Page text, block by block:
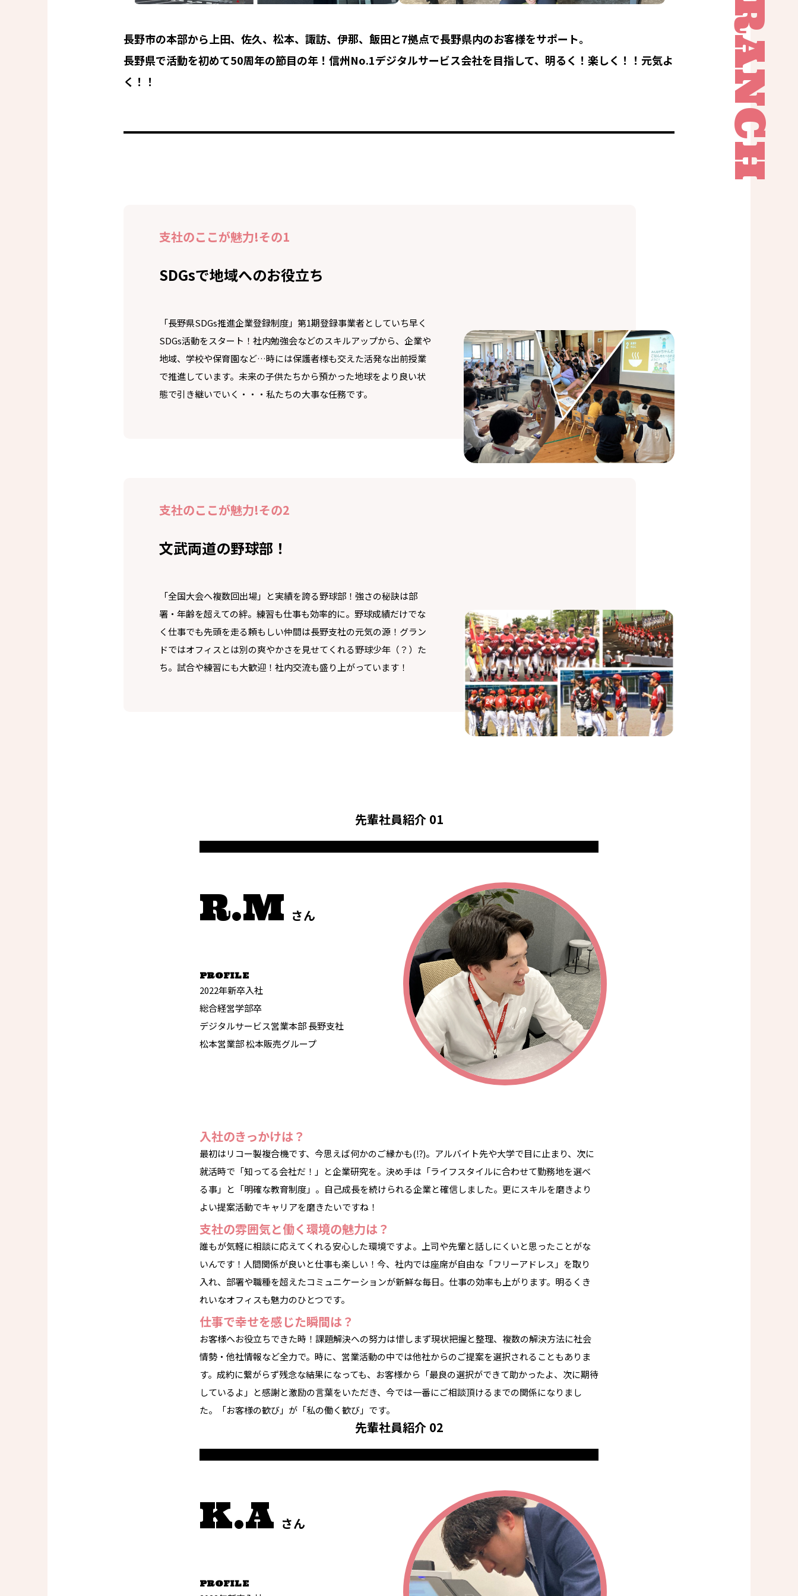
長野市の本部から上田、佐久、松本、諏訪、伊那、飯田と7拠点で長野県内のお客様をサポート。
長野県で活動を初めて50周年の節目の年！信州No.1デジタルサービス会社を目指して、明るく！楽しく！！元気よ
く！！
支社のここが魅力!その1
SDGsで地域へのお役立ち
「長野県SDGs推進企業登録制度」第1期登録事業者としていち早く
SDGs活動をスタート！社内勉強会などのスキルアップから、企業や
地域、学校や保育園など…時には保護者様も交えた活発な出前授業
で推進しています。未来の子供たちから預かった地球をより良い状
態で引き継いでいく・・・私たちの大事な任務です。
支社のここが魅力!その2
文武両道の野球部！
「全国大会へ複数回出場」と実績を誇る野球部！強さの秘訣は部
署・年齢を超えての絆。練習も仕事も効率的に。野球成績だけでな
く仕事でも先頭を走る頼もしい仲間は長野支社の元気の源！グラン
ドではオフィスとは別の爽やかさを見せてくれる野球少年（？）た
ち。試合や練習にも大歓迎！社内交流も盛り上がっています！
先輩社員紹介 01
R.Mさん
PROFILE
2022年新卒入社
総合経営学部卒
デジタルサービス営業本部 長野支社
松本営業部 松本販売グループ
入社のきっかけは？
最初はリコー製複合機です、今思えば何かのご縁かも(⁉)。アルバイト先や大学で目に止まり、次に
就活時で「知ってる会社だ！」と企業研究を。決め手は「ライフスタイルに合わせて勤務地を選べ
る事」と「明確な教育制度」。自己成長を続けられる企業と確信しました。更にスキルを磨きより
よい提案活動でキャリアを磨きたいですね！
支社の雰囲気と働く環境の魅力は？
誰もが気軽に相談に応えてくれる安心した環境ですよ。上司や先輩と話しにくいと思ったことがな
いんです！人間関係が良いと仕事も楽しい！今、社内では座席が自由な「フリーアドレス」を取り
入れ、部署や職種を超えたコミュニケーションが新鮮な毎日。仕事の効率も上がります。明るくき
れいなオフィスも魅力のひとつです。
仕事で幸せを感じた瞬間は？
お客様へお役立ちできた時！課題解決への努力は惜しまず現状把握と整理、複数の解決方法に社会
情勢・他社情報など全力で。時に、営業活動の中では他社からのご提案を選択されることもありま
す。成約に繋がらず残念な結果になっても、お客様から「最良の選択ができて助かったよ、次に期待
しているよ」と感謝と激励の言葉をいただき、今では一番にご相談頂けるまでの関係になりまし
た。「お客様の歓び」が「私の働く歓び」です。
先輩社員紹介 02
K.Aさん
PROFILE